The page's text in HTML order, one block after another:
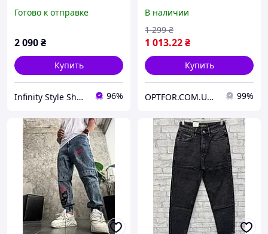
Shop
Готово к отправке
2 090₴
Купить
Infinity Style Shop - IS°ho 96%
размере
В наличии
1 013.22₴
1 299 ₴
Купить
OPTFOR.COM.UA - Будь первым вместе с нами! 99%